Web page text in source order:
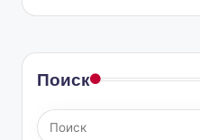
Поиск